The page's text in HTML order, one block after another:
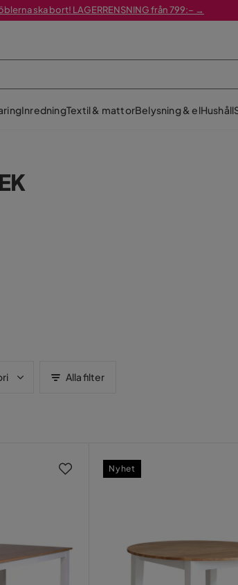
ska bort! LAGERRENSNING från 799:– →
InredningTextil & mattorBelysning & elHushåll
Alla filter
Nyhet